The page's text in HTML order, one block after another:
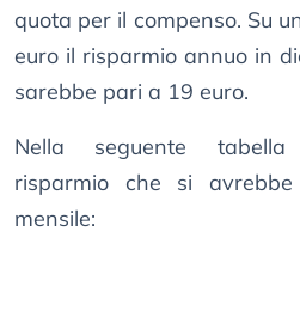
quota per il compenso. Su
euro il risparmio annuo in
sarebbe pari a 19 euro.
Nella seguente tabella
risparmio che si
mensile: